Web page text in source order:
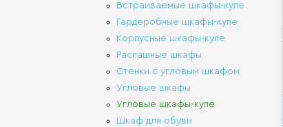
Встраиваемые шкафы-купе
Гардеробные шкафы-купе
Корпусные шкафы-купе
Распашные шкафы
Стенки с угловым шкафом
Угловые шкафы
Угловые шкафы-купе
Шкаф для обуви